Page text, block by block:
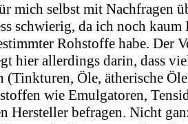
mich selbst mit Nachfragen
schwierig, da ich noch
Rohstoffe habe. Der
hier allerdings darin, dass
(Tinkturen, Öle, ätherische
wie Emulgatoren,
Hersteller befragen. Nicht